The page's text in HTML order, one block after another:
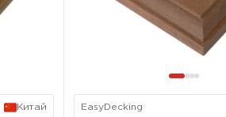
Китай EasyDecking